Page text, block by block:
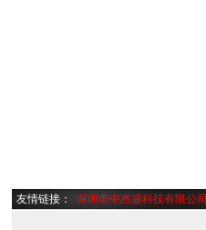
友情链接： 深圳市中杰盛科技有限公司